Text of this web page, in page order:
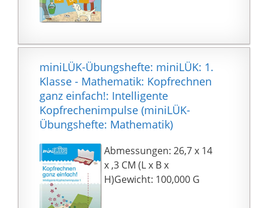
miniLÜK-Übungshefte: miniLÜK: 1.
Klasse - Mathematik: Kopfrechnen
ganz einfach!: Intelligente
Kopfrechenimpulse (miniLÜK-
Übungshefte: Mathematik)
Abmessungen: 26,7 x 14
x ,3 CM (L x B x
H)Gewicht: 100,000 G